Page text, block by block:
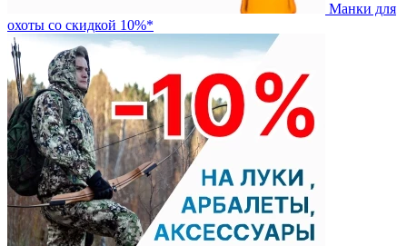
Манки для
охоты со скидкой 10%*